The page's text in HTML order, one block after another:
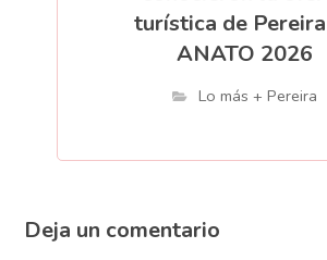
turística de
ANATO 2026
Lo más + Pereira
Deja un comentario